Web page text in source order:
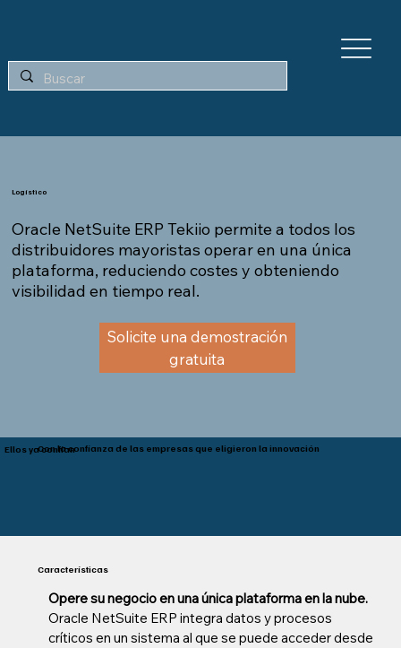
Logístico
Oracle NetSuite ERP Tekiio permite a todos los
distribuidores mayoristas operar en una única
plataforma, reduciendo costes y obteniendo
visibilidad en tiempo real.
Solicite una demostración
gratuita
Ellos ya confían
Con la confianza de las empresas que eligieron la innovación
Características
Opere su negocio en una única plataforma en la nube.
Oracle NetSuite ERP integra datos y procesos
críticos en un sistema al que se puede acceder desde